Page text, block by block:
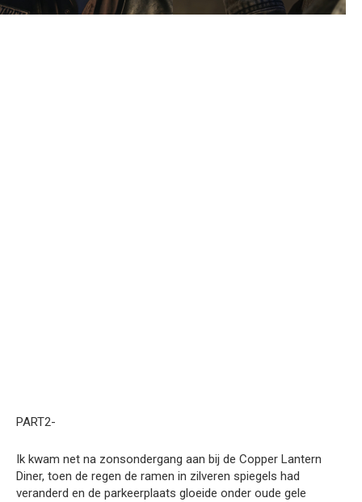
PART2-
Ik kwam net na zonsondergang aan bij de Copper Lantern
Diner, toen de regen de ramen in zilveren spiegels had
veranderd en de parkeerplaats gloeide onder oude gele